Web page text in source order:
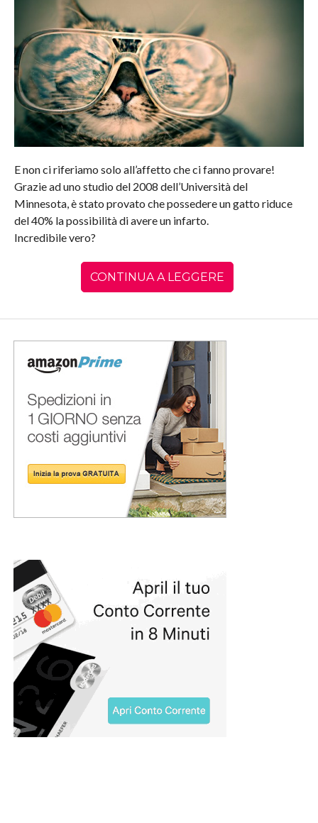
E non ci riferiamo solo all’affetto che ci fanno provare!
Grazie ad uno studio del 2008 dell’Università del
Minnesota, è stato provato che possedere un gatto riduce
del 40% la possibilità di avere un infarto.
Incredibile vero?
CONTINUA A LEGGERE